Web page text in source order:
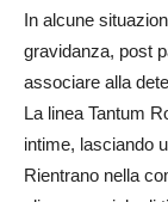
In alcune
gravidanza, post
associare alla
La linea Tantum
intime, lasciando
Rientrano nella